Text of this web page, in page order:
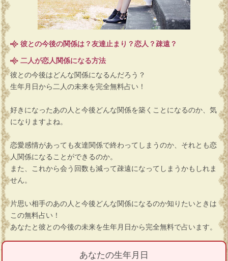
彼との今後の関係は？友達止まり？恋人？疎遠？
二人が恋人関係になる方法
彼との今後はどんな関係になるんだろう？
生年月日から二人の未来を完全無料占い！
好きになったあの人と今後どんな関係を築くことになるのか、気
になりますよね。
恋愛感情があっても友達関係で終わってしまうのか、それとも恋
人関係になることができるのか。
また、これから会う回数も減って疎遠になってしまうかもしれま
せん。
片思い相手のあの人と今後どんな関係になるのか知りたいときは
この無料占い！
あなたと彼との今後の未来を生年月日から完全無料で占います。
あなたの生年月日